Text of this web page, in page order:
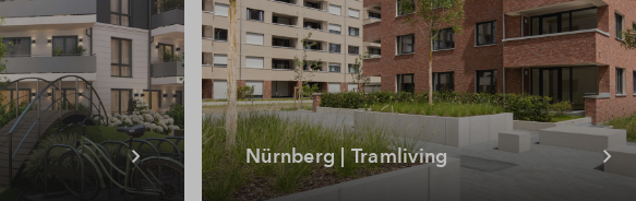
Nürnberg | Tramliving